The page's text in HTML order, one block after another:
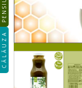
CĂLĂUZA